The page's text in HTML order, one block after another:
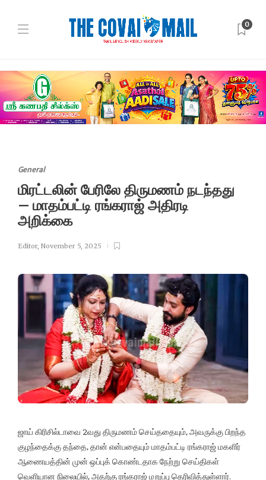
0
General
மிரட்டலின் பேரிலே திருமணம் நடந்தது
– மாதம்பட்டி ரங்கராஜ் அதிரடி
அறிக்கை
Editor, November 5, 2025
ஜாய் கிரிசில்டாவை 2வது திருமணம் செய்ததையும், அவருக்கு பிறந்த
குழந்தைக்கு தந்தை, தான் என்பதையும் மாதம்பட்டி ரங்கராஜ் மகளிர்
ஆணையத்தின் முன் ஒப்புக் கொண்டதாக நேற்று செய்திகள்
வெளியான நிலையில், அதற்கு ரங்கராஜ் மறுப்பு தெரிவித்துள்ளார்.